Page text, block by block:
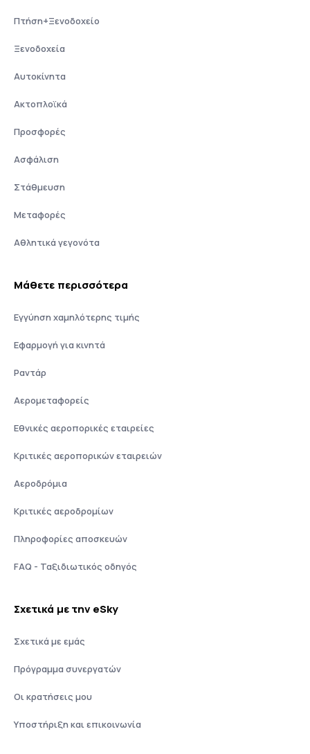
Πτήση+Ξενοδοχείο
Ξενοδοχεία
Αυτοκίνητα
Ακτοπλοϊκά
Προσφορές
Ασφάλιση
Στάθμευση
Μεταφορές
Αθλητικά γεγονότα
Μάθετε περισσότερα
Εγγύηση χαμηλότερης τιμής
Εφαρμογή για κινητά
Ραντάρ
Αερομεταφορείς
Εθνικές αεροπορικές εταιρείες
Κριτικές αεροπορικών εταιρειών
Αεροδρόμια
Κριτικές αεροδρομίων
Πληροφορίες αποσκευών
FAQ - Ταξιδιωτικός οδηγός
Σχετικά με την eSky
Σχετικά με εμάς
Πρόγραμμα συνεργατών
Οι κρατήσεις μου
Υποστήριξη και επικοινωνία